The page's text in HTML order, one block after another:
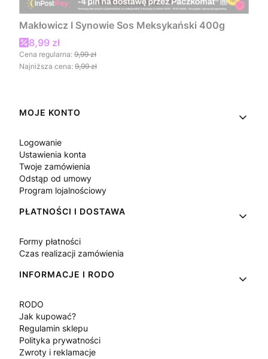
Makłowicz I Synowie Sos Meksykański 400g
Cena promocyjna
8,99 zł
Cena regularna: 9,99 zł
Najniższa cena: 9,99 zł
Linki w stopce
MOJE KONTO
Logowanie
Ustawienia konta
Twoje zamówienia
Odstąp od umowy
Program lojalnościowy
PŁATNOŚCI I DOSTAWA
Formy płatności
Czas realizacji zamówienia
INFORMACJE I RODO
RODO
Jak kupować?
Regulamin sklepu
Polityka prywatności
Zwroty i reklamacje